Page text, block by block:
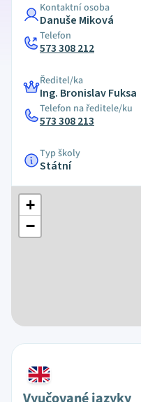
Kontaktní osoba
Danuše Miková
Telefon
573 308 212
Ředitel/ka
Ing. Bronislav Fuksa
Telefon na ředitele/ku
573 308 213
Typ školy
Státní
+
−